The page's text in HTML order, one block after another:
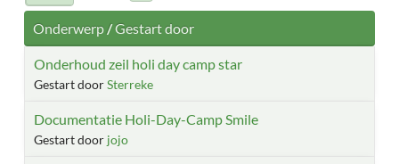
Onderwerp/Gestart door
Onderhoud zeil holi day camp star
Gestart doorSterreke
Documentatie Holi-Day-Camp Smile
Gestart door jojo